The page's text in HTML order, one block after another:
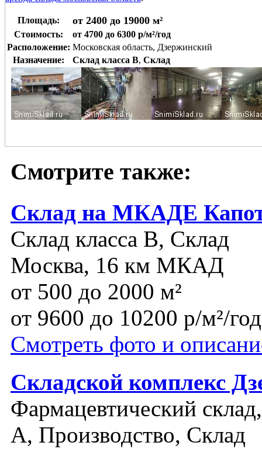
Площадь: от 2400 до 19000 м²
Стоимость:
от 4700 до 6300 р/м²/год
Расположение: Московская область, Дзержинский
Назначение:
Склад класса B, Склад
Смотрите также:
Склад на МКАДЕ
Склад класса B, Склад
Москва, 16 км МКАД
от 500 до 2000 м²
от 9600 до 10200 р/м²/год
Смотреть фото и
Складской комплекс
Фармацевтический
A, Производство, Склад